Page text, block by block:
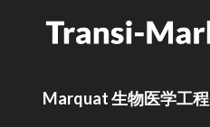
Marquat 生物医学工程